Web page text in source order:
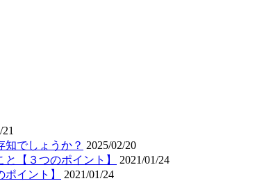
でしょうか？ 2025/02/20
【３つのポイント】
2021/01/24
イント】
2021/01/24